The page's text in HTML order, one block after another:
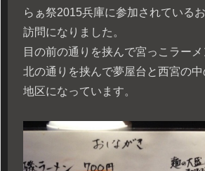
らぁ祭2015兵庫に参加されている
訪問になりました。
目の前の通りを挟んで宮っこラーメ
北の通りを挟んで夢屋台と西宮の
地区になっています。